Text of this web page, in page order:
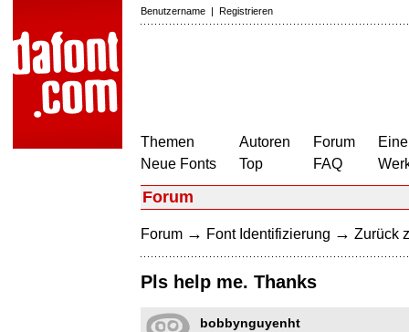
Benutzername | Registrieren
Themen
Neue Fonts
Autoren
Top
Forum
FAQ
Forum
Forum → Font Identifizierung → Zurück
Pls help me. Thanks
bobbynguyenht